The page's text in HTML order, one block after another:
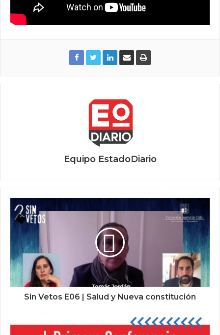
Equipo EstadoDiario
Sin Vetos E06 | Salud y Nueva constitución